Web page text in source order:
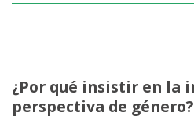
¿Por qué insistir en la
perspectiva de género?